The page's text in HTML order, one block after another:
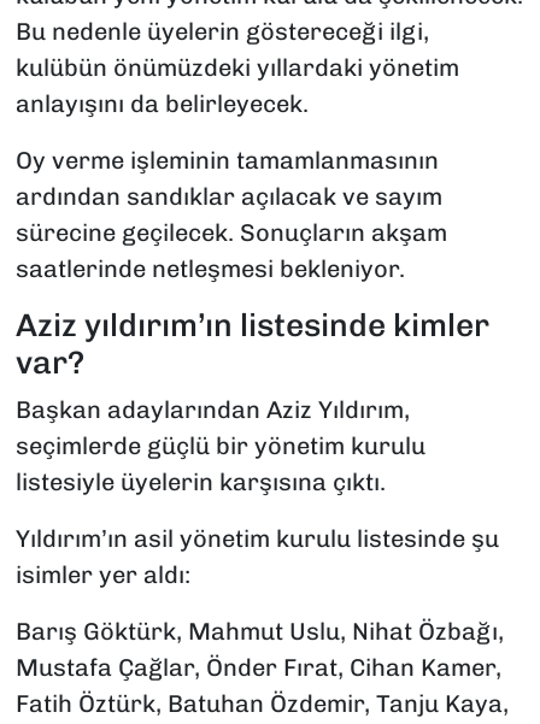
Bu nedenle üyelerin göstereceği ilgi,
kulübün önümüzdeki yıllardaki yönetim
anlayışını da belirleyecek.
Oy verme işleminin tamamlanmasının
ardından sandıklar açılacak ve sayım
sürecine geçilecek. Sonuçların akşam
saatlerinde netleşmesi bekleniyor.
Aziz yıldırım’ın listesinde kimler
var?
Başkan adaylarından Aziz Yıldırım,
seçimlerde güçlü bir yönetim kurulu
listesiyle üyelerin karşısına çıktı.
Yıldırım’ın asil yönetim kurulu listesinde şu
isimler yer aldı:
Barış Göktürk, Mahmut Uslu, Nihat Özbağı,
Mustafa Çağlar, Önder Fırat, Cihan Kamer,
Fatih Öztürk, Batuhan Özdemir, Tanju Kaya,